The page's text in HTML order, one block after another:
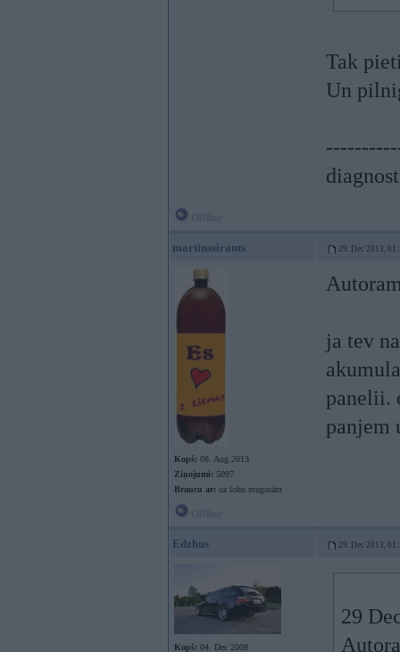
Tak
Un
martinssirants 29. Dec 2013,
Kopš: 08. Aug 2013
Ziņojumi: 5097
Braucu ar: uz lohu mugurām
ja tev
panelii.
panjem
Edzhus 29. Dec 2013,
Kopš: 04. Dec 2008
29